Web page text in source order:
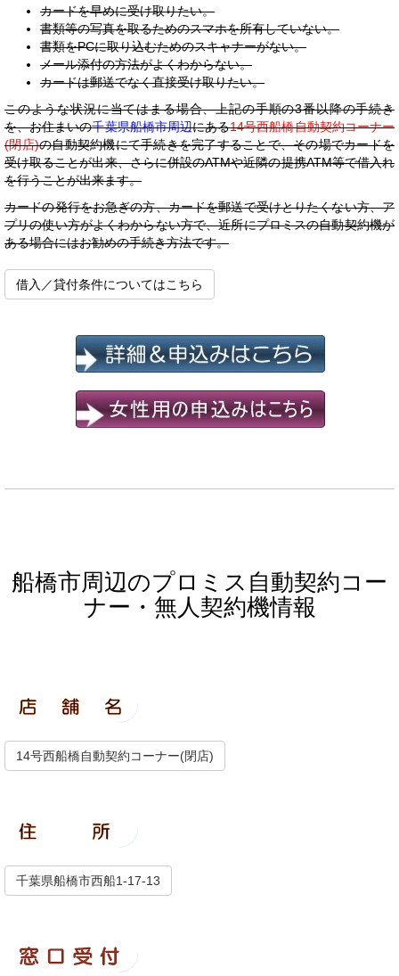
カードを早めに受け取りたい。
書類等の写真を取るためのスマホを所有していない。
書類をPCに取り込むためのスキャナーがない。
メール添付の方法がよくわからない。
カードは郵送でなく直接受け取りたい。
このような状況に当てはまる場合、上記の手順の3番以降の手続き
を、お住まいの千葉県船橋市周辺にある14号西船橋自動契約コーナー
(閉店)の自動契約機にて手続きを完了することで、その場でカードを
受け取ることが出来、さらに併設のATMや近隣の提携ATM等で借入れ
を行うことが出来ます。
カードの発行をお急ぎの方、カードを郵送で受けとりたくない方、ア
プリの使い方がよくわからない方で、近所にプロミスの自動契約機が
ある場合にはお勧めの手続き方法です。
借入／貸付条件についてはこちら
船橋市周辺のプロミス自動契約コー
ナー・無人契約機情報
14号西船橋自動契約コーナー(閉店)
千葉県船橋市西船1-17-13